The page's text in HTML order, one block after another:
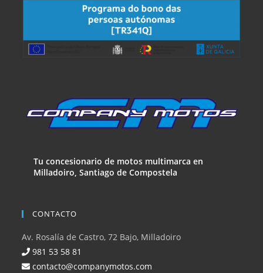
Tu concesionario de motos multimarca en
Milladoiro, Santiago de Compostela
CONTACTO
Av. Rosalía de Castro, 72 Bajo, Milladoiro
981 53 58 81
contacto@companymotos.com